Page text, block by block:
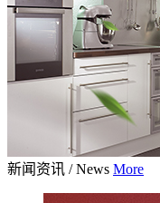
新闻资讯 / News More